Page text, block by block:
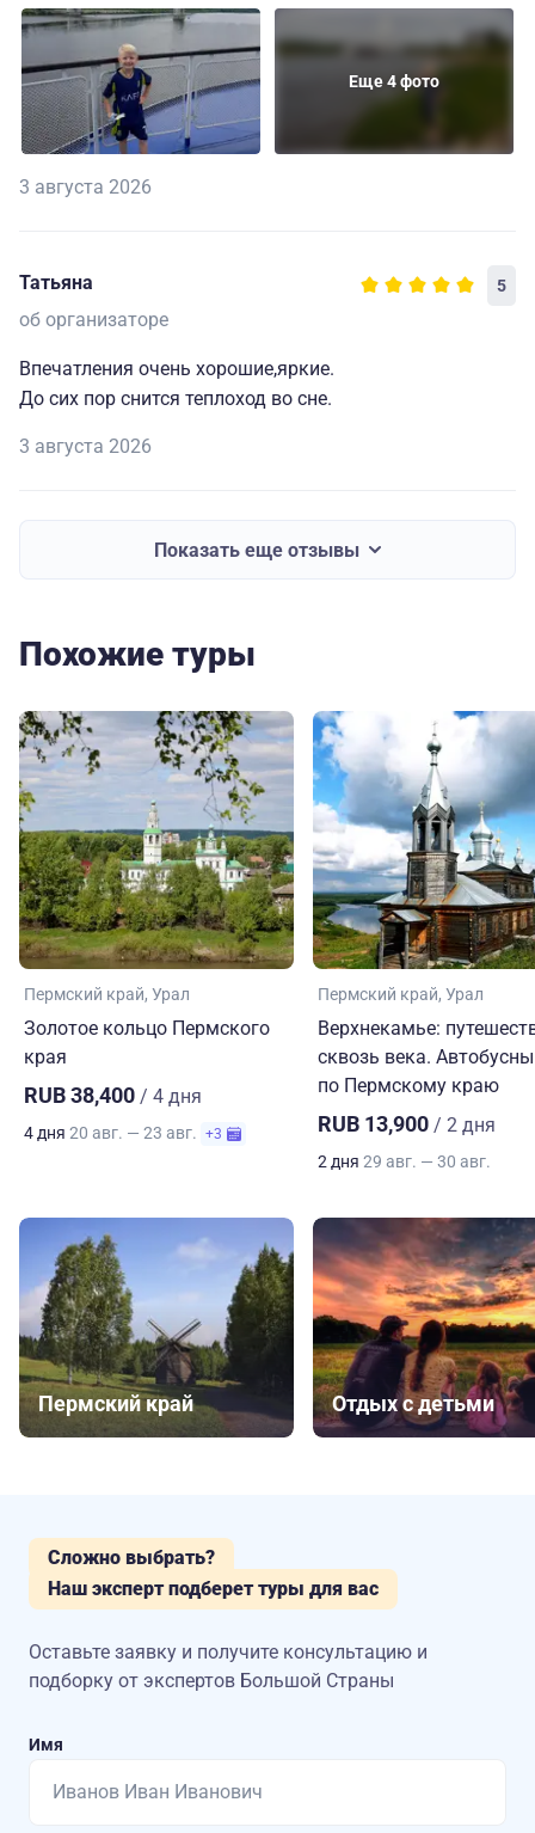
Еще 4 фото
3 августа 2026
Татьяна 5
об организаторе
Впечатления очень хорошие,яркие.
До сих пор снится теплоход во сне.
3 августа 2026
Показать еще отзывы
Похожие туры
Пермский край Урал
Золотое кольцо Пермского
края
RUB 38,400 / 4 дня
4 дня 20 авг. — 23 авг. +3
Пермский край Урал
Верхнекамье:
сквозь века.
по Пермскому краю
RUB 13,900 / 2 дня
2 дня 29 авг. — 30 авг.
Пермский край Отдых с детьми
Сложно выбрать?
Наш эксперт подберет туры для вас
Оставьте заявку и получите консультацию и
подборку от экспертов Большой Страны
Имя